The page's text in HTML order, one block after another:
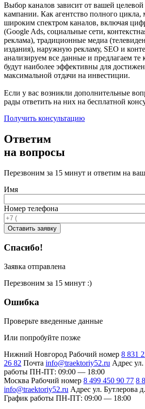
Выбор каналов зависит от вашей
кампании. Как агентство полного цикла,
широким спектром каналов, включая
(Google Ads, социальные сети,
реклама), традиционные медиа
издания), наружную рекламу, SEO и
анализируем все данные и предлагаем те
будут наиболее эффективны для
максимальной отдачи на инвестиции.
Если у вас возникли дополнительные
рады ответить на них на бесплатной
Получить консультацию
Ответим
на вопросы
Перезвоним за 15 минут и ответим на
Имя
Номер телефона
Спасибо!
Заявка отправлена
Перезвоним за 15 минут :)
Ошибка
Проверьте введенные данные
Или попробуйте позже
Нижний Новгород Рабочий номер 8 831
26 82 Почта info@traektoriy52.ru Адрес
работы ПН-ПТ: 09:00 — 18:00
Москва Рабочий номер 8 499 450 90 77 8
info@traektoriy52.ru Адрес ул. Бутлерова
График работы ПН-ПТ: 09:00 — 18:00